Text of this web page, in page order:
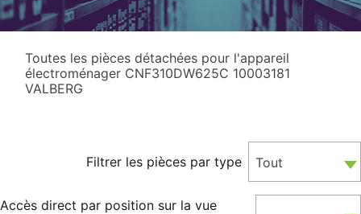
Toutes les pièces détachées pour l'appareil
électroménager CNF310DW625C 10003181
VALBERG
Filtrer les pièces par type Tout
Accès direct par position sur la vue